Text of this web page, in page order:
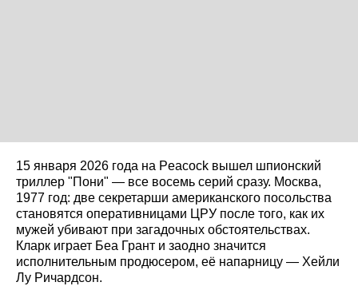
15 января 2026 года на Peacock вышел шпионский
триллер "Пони" — все восемь серий сразу. Москва,
1977 год: две секретарши американского посольства
становятся оперативницами ЦРУ после того, как их
мужей убивают при загадочных обстоятельствах.
Кларк играет Беа Грант и заодно значится
исполнительным продюсером, её напарницу — Хейли
Лу Ричардсон.